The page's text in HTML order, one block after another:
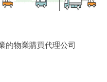
的物業購買代理公司